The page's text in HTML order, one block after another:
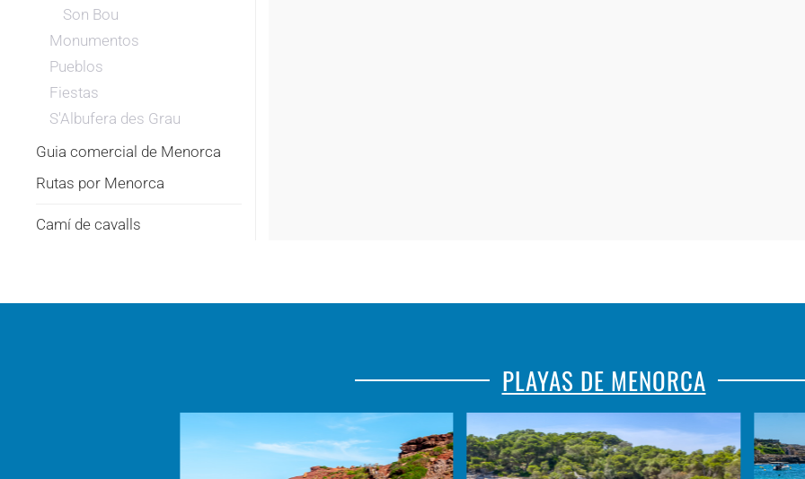
Son Bou
Monumentos
Pueblos
Fiestas
S'Albufera des Grau
Guia comercial de Menorca
Rutas por Menorca
Camí de cavalls
PLAYAS DE MENORCA